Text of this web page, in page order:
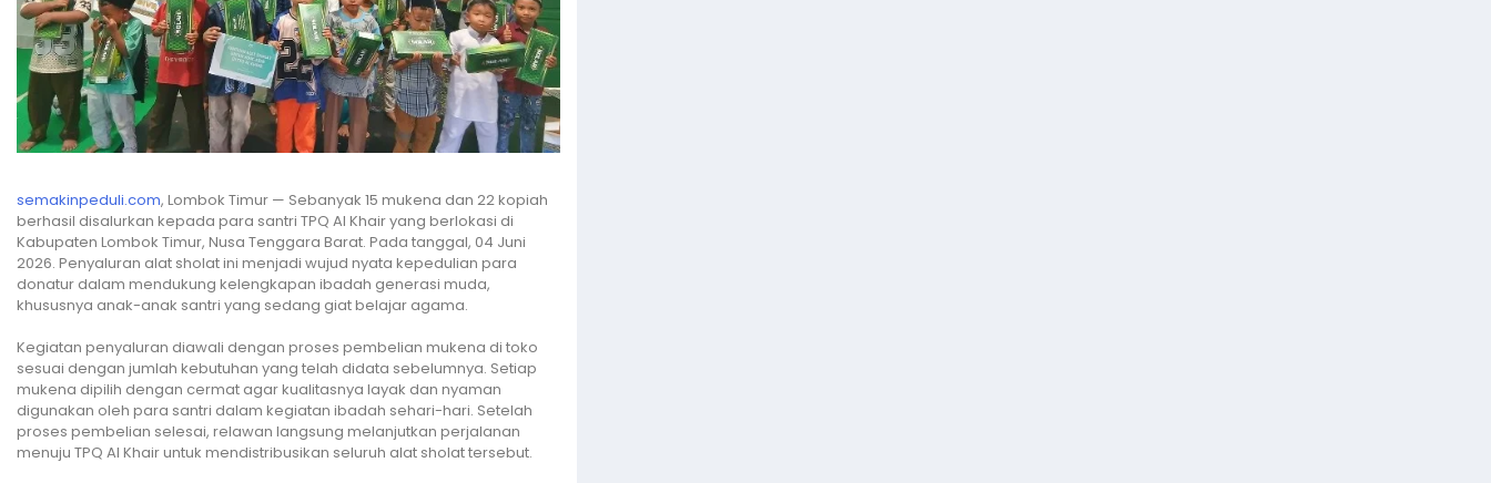
semakinpeduli.com, Lombok Timur — Sebanyak 15 mukena dan 22 kopiah
berhasil disalurkan kepada para santri TPQ Al Khair yang berlokasi di
Kabupaten Lombok Timur, Nusa Tenggara Barat. Pada tanggal, 04 Juni
2026. Penyaluran alat sholat ini menjadi wujud nyata kepedulian para
donatur dalam mendukung kelengkapan ibadah generasi muda,
khususnya anak-anak santri yang sedang giat belajar agama.
Kegiatan penyaluran diawali dengan proses pembelian mukena di toko
sesuai dengan jumlah kebutuhan yang telah didata sebelumnya. Setiap
mukena dipilih dengan cermat agar kualitasnya layak dan nyaman
digunakan oleh para santri dalam kegiatan ibadah sehari-hari. Setelah
proses pembelian selesai, relawan langsung melanjutkan perjalanan
menuju TPQ Al Khair untuk mendistribusikan seluruh alat sholat tersebut.